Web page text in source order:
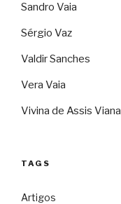
Sandro Vaia
Sérgio Vaz
Valdir Sanches
Vera Vaia
Vivina de Assis Viana
TAGS
Artigos